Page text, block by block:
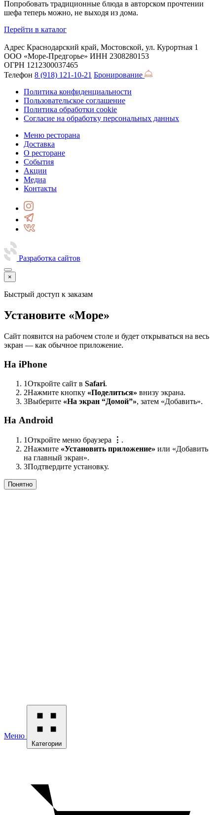
Попробовать традиционные блюда в авторском прочтении
шефа теперь можно, не выходя из дома.
Перейти в каталог
Адрес Краснодарский край, Мостовской, ул. Курортная 1
ООО «Море-Предгорье» ИНН 2308280153
ОГРН 1212300037465
Телефон 8 (918) 121-10-21 Бронирование
Политика конфиденциальности
Пользовательское соглашение
Политика обработки cookie
Согласие на обработку персональных данных
Меню ресторана
Доставка
О ресторане
События
Акции
Медиа
Контакты
Разработка сайтов
×
Быстрый доступ к заказам
Установите «Море»
Сайт появится на рабочем столе и будет открываться на весь
экран — как обычное приложение.
На iPhone
1Откройте сайт в Safari.
2Нажмите кнопку «Поделиться» внизу экрана.
3Выберите «На экран “Домой”», затем «Добавить».
На Android
1Откройте меню браузера ⋮ .
2Нажмите «Установить приложение» или «Добавить
на главный экран».
3Подтвердите установку.
Понятно
Меню
Категории